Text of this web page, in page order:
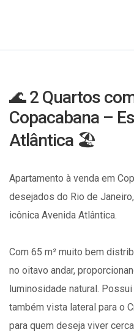
🌊 2 Quartos
Copacabana –
Atlântica 🏖️
Apartamento à venda em
desejados do Rio de
icônica Avenida Atlântica.
Com 65 m² muito bem
no oitavo andar,
luminosidade natural.
também vista lateral para o
para quem deseja viver